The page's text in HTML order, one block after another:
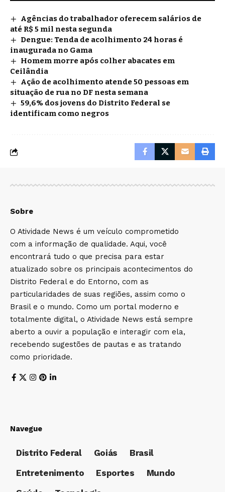
Agências do trabalhador oferecem salários de
até R$ 5 mil nesta segunda
Dengue: Tenda de acolhimento 24 horas é
inaugurada no Gama
Homem morre após colher abacates em
Ceilândia
Ação de acolhimento atende 50 pessoas em
situação de rua no DF nesta semana
59,6% dos jovens do Distrito Federal se
identificam como negros
Sobre
O Atividade News é um veículo comprometido
com a informação de qualidade. Aqui, você
encontrará tudo o que precisa para estar
atualizado sobre os principais acontecimentos do
Distrito Federal e do Entorno, com as
particularidades de suas regiões, assim como o
Brasil e o mundo. Como um portal moderno e
totalmente digital, o Atividade News está sempre
aberto a ouvir a população e interagir com ela,
recebendo sugestões de pautas e as tratando
como prioridade.
Navegue
Distrito Federal Goiás
Brasil
Entretenimento
Esportes
Mundo